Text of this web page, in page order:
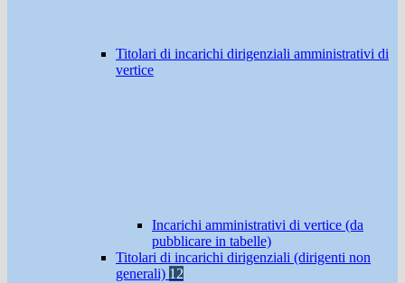
Titolari di incarichi dirigenziali amministrativi di
vertice
Incarichi amministrativi di vertice (da
pubblicare in tabelle)
Titolari di incarichi dirigenziali (dirigenti non
generali) 12